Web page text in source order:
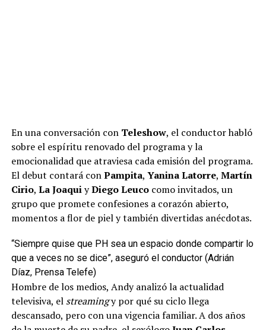
En una conversación con Teleshow, el conductor habló
sobre el espíritu renovado del programa y la
emocionalidad que atraviesa cada emisión del programa.
El debut contará conPampita, Yanina Latorre, Martín
Cirio, La JoaquiyDiego Leucocomo invitados, un
grupo que promete confesiones a corazón abierto,
momentos a flor de piel y también divertidas anécdotas.
“Siempre quise que PH sea un espacio donde compartir lo
que a veces no se dice”, aseguró el conductor (Adrián
Díaz, Prensa Telefe)
Hombre de los medios, Andy analizó la actualidad
televisiva, el streamingy por qué su ciclo llega
descansado, pero con una vigencia familiar. A dos años